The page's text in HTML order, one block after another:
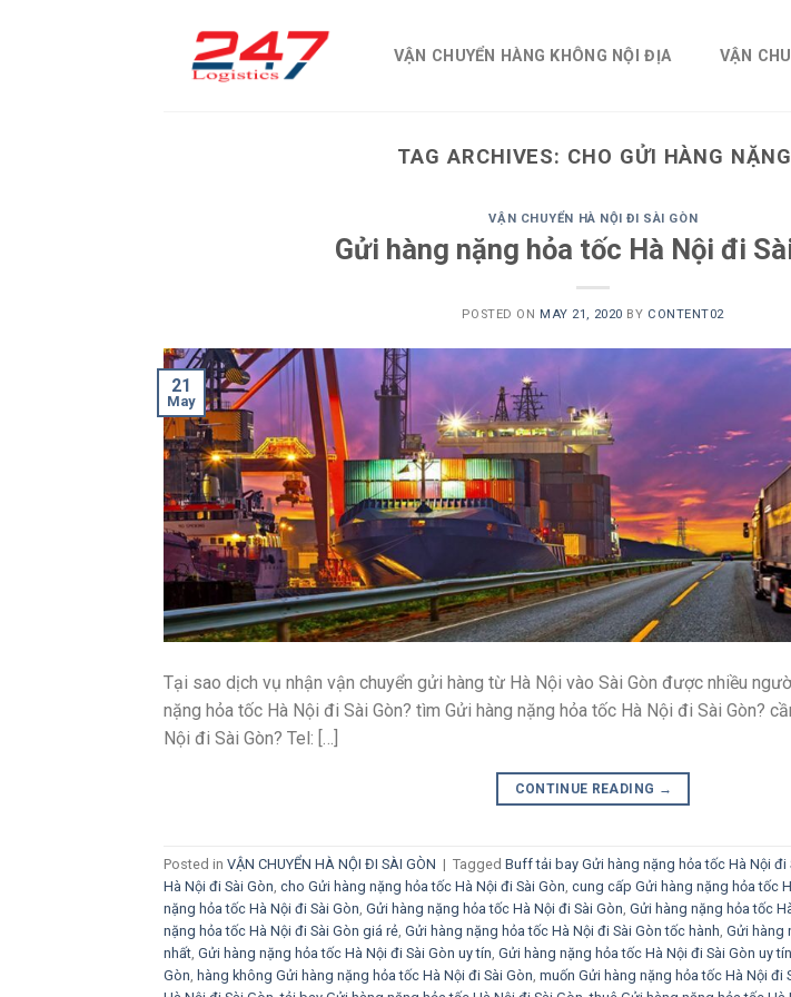
VẬN CHUYỂN HÀNG KHÔNG NỘI ĐỊA VẬN
TAG ARCHIVES: CHO GỬI HÀNG
VẬN CHUYỂN HÀ NỘI ĐI SÀI GÒN
Gửi hàng nặng hỏa tốc Hà Nội đi
POSTED ON MAY 21, 2020 BY CONTENT02
21
May
Tại sao dịch vụ nhận vận chuyển gửi hàng từ Hà Nội vào Sài Gòn được nhiều
nặng hỏa tốc Hà Nội đi Sài Gòn? tìm Gửi hàng nặng hỏa tốc Hà Nội đi Sài Gòn?
Nội đi Sài Gòn? Tel: […]
CONTINUE READING →
Posted in VẬN CHUYỂN HÀ NỘI ĐI SÀI GÒN | Tagged Buff tải bay Gửi hàng nặng hỏa tốc Hà Nội đi
Hà Nội đi Sài Gòn, cho Gửi hàng nặng hỏa tốc Hà Nội đi Sài Gòn, cung cấp Gửi hàng nặng hỏa tốc
nặng hỏa tốc Hà Nội đi Sài Gòn, Gửi hàng nặng hỏa tốc Hà Nội đi Sài Gòn, Gửi hàng nặng hỏa tốc
nặng hỏa tốc Hà Nội đi Sài Gòn giá rẻ, Gửi hàng nặng hỏa tốc Hà Nội đi Sài Gòn tốc hành, Gửi hàng
nhất, Gửi hàng nặng hỏa tốc Hà Nội đi Sài Gòn uy tín, Gửi hàng nặng hỏa tốc Hà Nội đi Sài Gòn uy
Gòn, hàng không Gửi hàng nặng hỏa tốc Hà Nội đi Sài Gòn, muốn Gửi hàng nặng hỏa tốc Hà Nội đi